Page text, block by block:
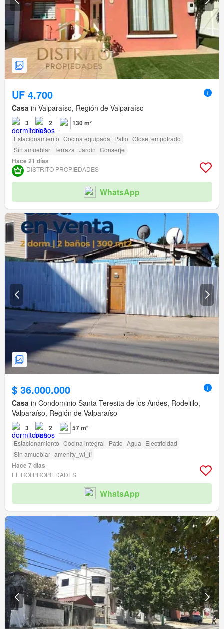
UF 4.700
Casa in Valparaíso, Región de Valparaíso
3 2 130 m²
Estacionamiento Cocina equipada Patio Closet empotrado
Sin amueblar Terraza Jardín Conserje
Hace 21 días
DISTRITO PROPIEDADES
WhatsApp
$ 36.000.000
Casa in Condominio Santa Teresita de los Andes, Rodelillo,
Valparaíso, Región de Valparaíso
3 2 57 m²
Estacionamiento Cocina integral Patio Agua Electricidad
Sin amueblar amenity_wi_fi
Hace 7 días
EL ROI PROPIEDADES
WhatsApp